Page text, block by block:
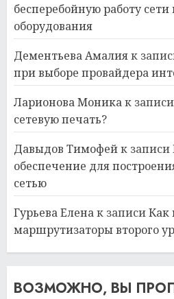
бесперебойную работу сети
оборудования
Дементьева Амалияк
при выборе провайдера
Ларионова Моникак записи
сетевую печать?
Давыдов Тимофейк записи
обеспечение для
сетью
Гурьева Еленак записиКак
маршрутизаторы второго
ВОЗМОЖНО, ВЫ